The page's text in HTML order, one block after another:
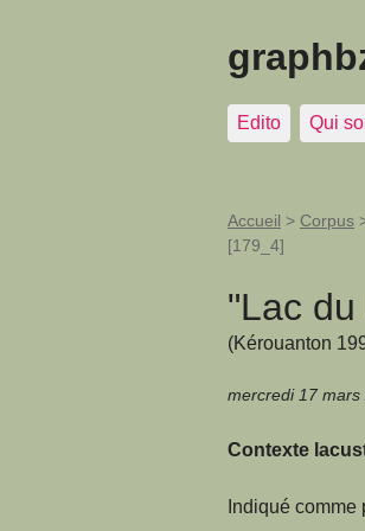
Edito Qui
Accueil > Corpus
[179_4]
"Lac
(Kérouanton
mercredi 17 mars
Contexte
Indiqué